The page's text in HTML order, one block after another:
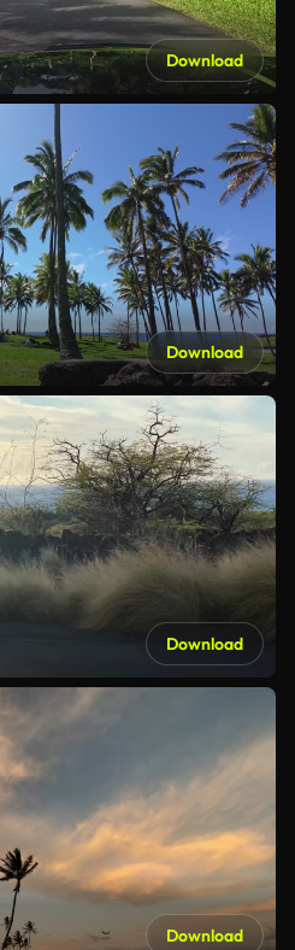
Download
Download
Download
Download